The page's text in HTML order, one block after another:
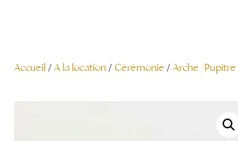
Accueil / A la location / Cérémonie / Arche /Pupitre